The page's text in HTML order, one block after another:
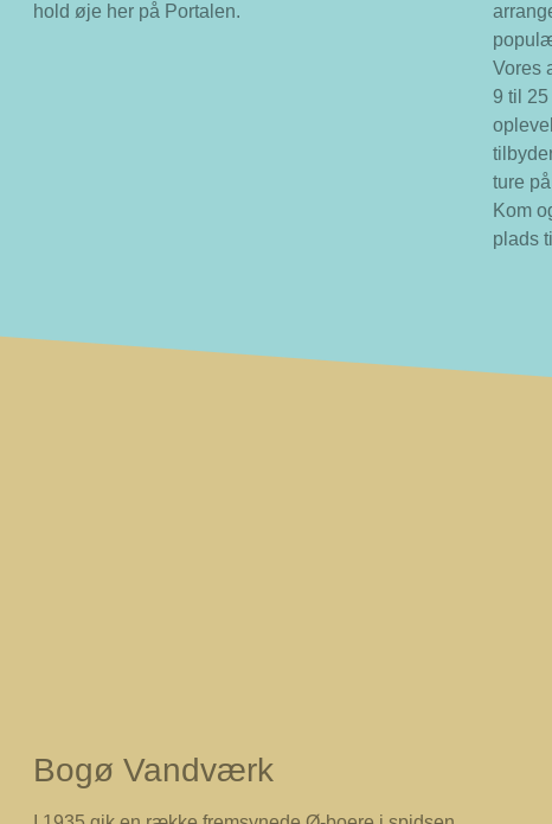
hold øje her på Portalen.
Vores
9 til
ture
Kom
plads
Bogø Vandværk